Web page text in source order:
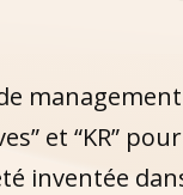
et “KR”
inventée